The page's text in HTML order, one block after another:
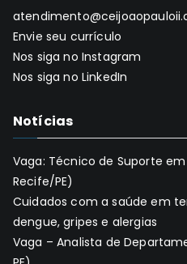
Envie seu currículo
Nos siga no Instagram
Nos siga no LinkedIn
Notícias
Vaga: Técnico de Suporte
Recife/PE)
Cuidados com a saúde em
dengue, gripes e alergias
Vaga – Analista de